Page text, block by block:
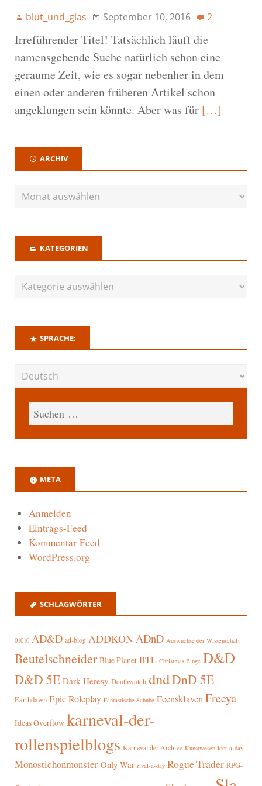
blut_und_glas September 10, 2016 2
Irreführender Titel! Tatsächlich läuft die
namensgebende Suche natürlich schon eine
geraume Zeit, wie es sogar nebenher in dem
einen oder anderen früheren Artikel schon
angeklungen sein könnte. Aber was für […]
ARCHIV
KATEGORIEN
SPRACHE:
META
Anmelden
Eintrags-Feed
Kommentar-Feed
WordPress.org
SCHLAGWÖRTER
01010 AD&D ad-blog ADDKONADnD Auswüchse der Wissenschaft
Beutelschneider Blue Planet BTL Christmas Binge D&D
D&D 5E Dark Heresy Deathwatch dndDnD 5E
Earthdawn Epic Roleplay Fantastische Schuhe FeensklavenFreeya
Ideas Overflow karneval-der-
rollenspielblogs Karneval der Archive Kunstwesen loot-a-day
Monostichonmonster Only War rival-a-day Rogue Trader RPG-